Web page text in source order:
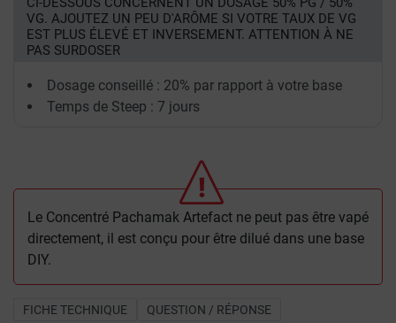
VG. AJOUTEZ UN PEU D'ARÔME SI VOTRE TAUX DE VG
EST PLUS ÉLEVÉ ET INVERSEMENT. ATTENTION À NE
PAS SURDOSER
Dosage conseillé : 20% par rapport à votre base
Temps de Steep : 7 jours
Le Concentré Pachamak Artefact ne peut pas être vapé
directement, il est conçu pour être dilué dans une base
DIY.
FICHE TECHNIQUE QUESTION / RÉPONSE